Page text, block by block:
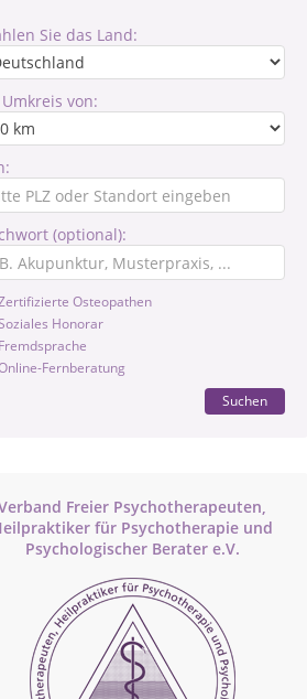
Sie das Land:
von:
(optional):
Osteopathen
Honorar
Fremdsprache
Fernberatung
Suchen
Freier Psychotherapeuten,
für Psychotherapie und
Psychologischer Berater e.V.